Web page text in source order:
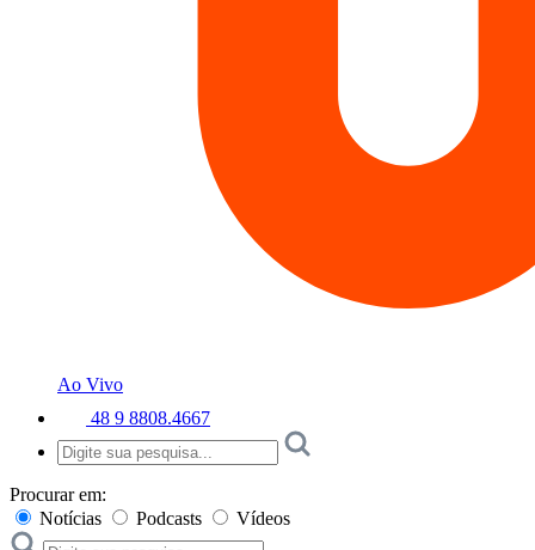
Ao Vivo
48 9 8808.4667
Procurar em:
Notícias
Podcasts Vídeos